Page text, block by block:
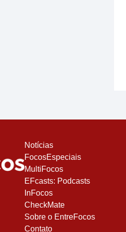
Notícias
FocosEspeciais
MultiFocos
EFcasts: Podcasts
InFocos
CheckMate
Sobre o EntreFocos
Contato